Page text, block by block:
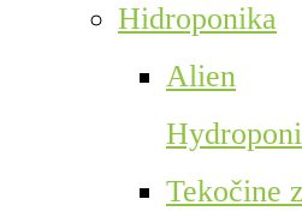
Hidroponika
Alien
Tekočine